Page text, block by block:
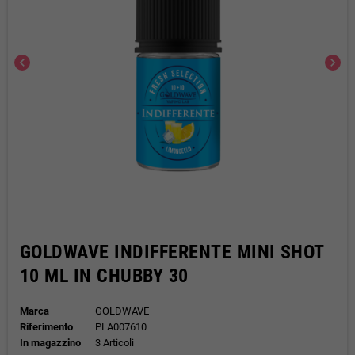
chevron_left chevron_right
GOLDWAVE INDIFFERENTE MINI SHOT
10 ML IN CHUBBY 30
Marca
GOLDWAVE
Riferimento
PLA007610
In magazzino
3 Articoli